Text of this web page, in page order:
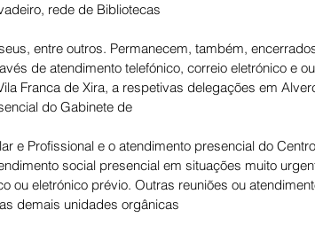
rede de Bibliotecas
entre outros. Permanecem, também,
de atendimento telefónico, correio eletrónico e
Franca de Xira, a respetivas delegações em
do Gabinete de
e Profissional e o atendimento presencial do
social presencial em situações muito
ou eletrónico prévio. Outras reuniões ou
demais unidades orgânicas